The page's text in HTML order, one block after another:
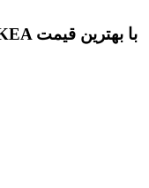
دراور ایکیا | خرید انواع مدل دراور IKEA با بهترین قیمت